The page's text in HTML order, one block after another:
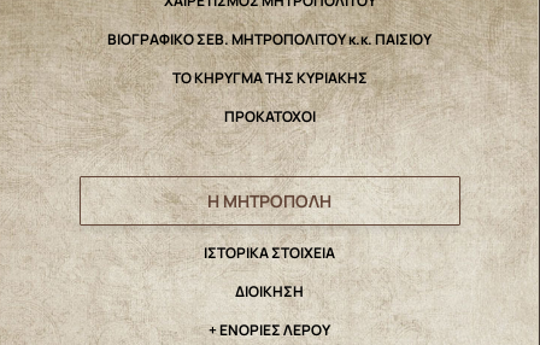
ΒΙΟΓΡΑΦΙΚΟ ΣΕΒ. ΜΗΤΡΟΠΟΛΙΤΟΥ κ.κ. ΠΑΙΣΙΟΥ
ΤΟ ΚΗΡΥΓΜΑ ΤΗΣ ΚΥΡΙΑΚΗΣ
ΠΡΟΚΑΤΟΧΟΙ
Η ΜΗΤΡΟΠΟΛΗ
IΣΤΟΡΙΚΑ ΣΤΟΙΧΕΙΑ
ΔΙΟΙΚΗΣΗ
+ ΕΝΟΡΙΕΣ ΛΕΡΟΥ